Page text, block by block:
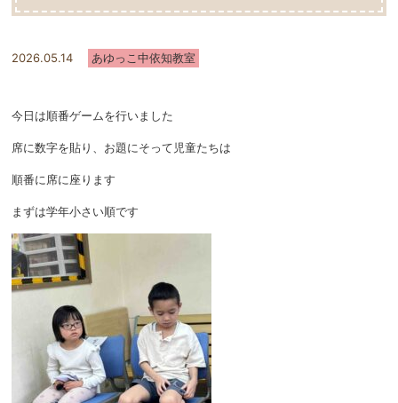
2026.05.14 あゆっこ中依知教室
今日は順番ゲームを行いました
席に数字を貼り、お題にそって児童たちは
順番に席に座ります
まずは学年小さい順です